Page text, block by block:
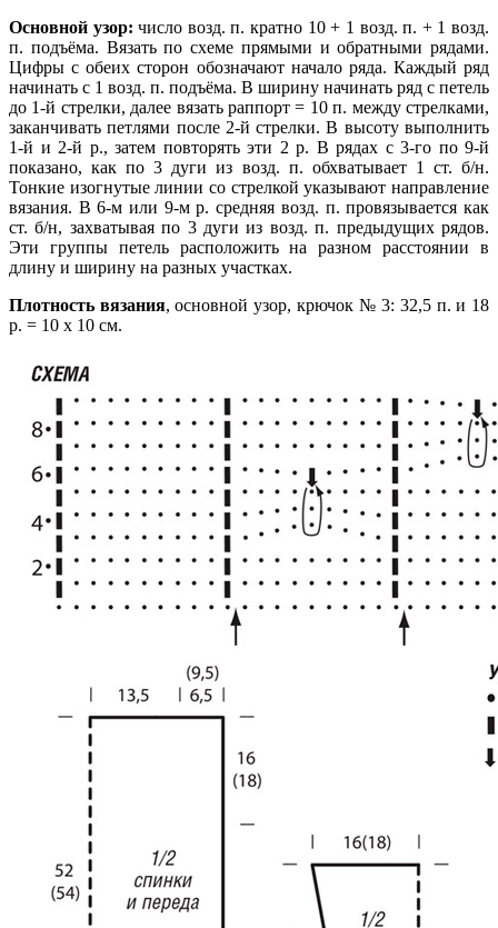
Основной узор: число возд. п. кратно 10 + 1 возд. п. + 1 возд.
п. подъёма. Вязать по схеме прямыми и обратными рядами.
Цифры с обеих сторон обозначают начало ряда. Каждый ряд
начинать с 1 возд. п. подъёма. В ширину начинать ряд с петель
до 1-й стрелки, далее вязать раппорт = 10 п. между стрелками,
заканчивать петлями после 2-й стрелки. В высоту выполнить
1-й и 2-й р., затем повторять эти 2 р. В рядах с 3-го по 9-й
показано, как по 3 дуги из возд. п. обхватывает 1 ст. б/н.
Тонкие изогнутые линии со стрелкой указывают направление
вязания. В 6-м или 9-м р. средняя возд. п. провязывается как
ст. б/н, захватывая по 3 дуги из возд. п. предыдущих рядов.
Эти группы петель расположить на разном расстоянии в
длину и ширину на разных участках.
Плотность вязания, основной узор, крючок № 3: 32,5 п. и 18
р. = 10 х 10 см.